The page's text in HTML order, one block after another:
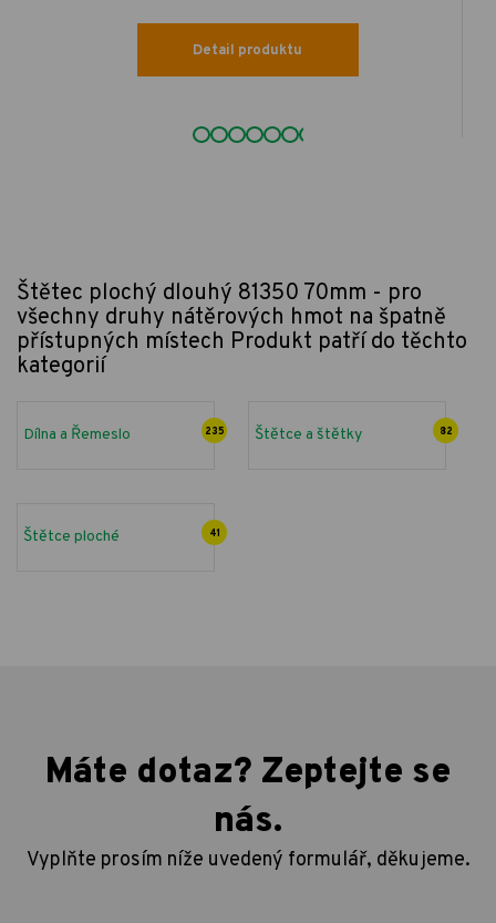
Detail produktu
Štětec plochý dlouhý 81350 70mm - pro
všechny druhy nátěrových hmot na špatně
přístupných místech Produkt patří do těchto
kategorií
Dílna a Řemeslo 235 Štětce a štětky 82
Štětce ploché 41
Máte dotaz? Zeptejte se
nás.
Vyplňte prosím níže uvedený formulář, děkujeme.